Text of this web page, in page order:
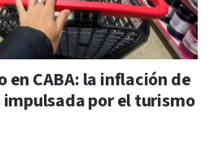
CABA: la inflación de
por el turismo